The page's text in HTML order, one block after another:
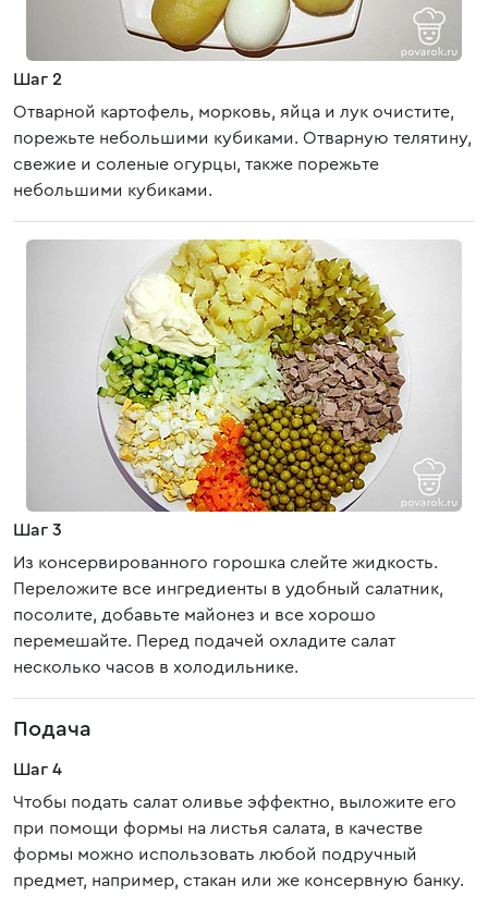
Шаг 2
Отварной картофель, морковь, яйца и лук очистите,
порежьте небольшими кубиками. Отварную телятину,
свежие и соленые огурцы, также порежьте
небольшими кубиками.
Шаг 3
Из консервированного горошка слейте жидкость.
Переложите все ингредиенты в удобный салатник,
посолите, добавьте майонез и все хорошо
перемешайте. Перед подачей охладите салат
несколько часов в холодильнике.
Подача
Шаг 4
Чтобы подать салат оливье эффектно, выложите его
при помощи формы на листья салата, в качестве
формы можно использовать любой подручный
предмет, например, стакан или же консервную банку.